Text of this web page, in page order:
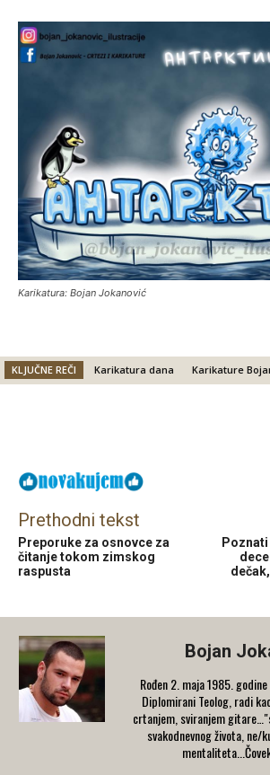
Karikatura: Bojan Jokanović
KLJUČNE REČI Karikatura dana Karikature
Prethodni tekst
Preporuke za osnovce za
čitanje tokom zimskog
raspusta
Bojan
Rođen 2. maja 1985.
Diplomirani Teolog, radi
crtanjem, sviranjem
svakodnevnog života, ne/